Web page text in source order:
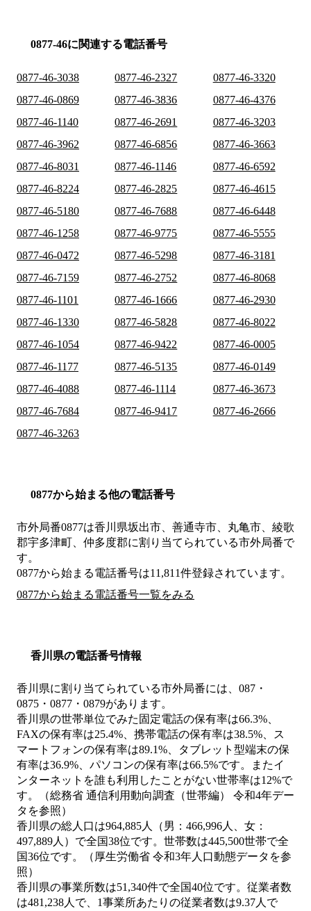
0877-46に関連する電話番号
0877-46-3038 0877-46-2327
0877-46-3320
0877-46-0869
0877-46-3836
0877-46-4376
0877-46-1140
0877-46-2691
0877-46-3203
0877-46-3962
0877-46-6856
0877-46-3663
0877-46-8031
0877-46-1146
0877-46-6592
0877-46-8224
0877-46-2825
0877-46-4615
0877-46-5180
0877-46-7688
0877-46-6448
0877-46-1258
0877-46-9775
0877-46-5555
0877-46-0472
0877-46-5298
0877-46-3181
0877-46-7159
0877-46-2752
0877-46-8068
0877-46-1101
0877-46-1666
0877-46-2930
0877-46-1330
0877-46-5828
0877-46-8022
0877-46-1054
0877-46-9422
0877-46-0005
0877-46-1177
0877-46-5135
0877-46-0149
0877-46-4088
0877-46-1114
0877-46-3673
0877-46-7684
0877-46-9417
0877-46-2666
0877-46-3263
0877から始まる他の電話番号
市外局番0877は香川県坂出市、善通寺市、丸亀市、綾歌
郡宇多津町、仲多度郡に割り当てられている市外局番で
す。
0877から始まる電話番号は11,811件登録されています。
0877から始まる電話番号一覧をみる
香川県の電話番号情報
香川県に割り当てられている市外局番には、087・
0875・0877・0879があります。
香川県の世帯単位でみた固定電話の保有率は66.3%、
FAXの保有率は25.4%、携帯電話の保有率は38.5%、ス
マートフォンの保有率は89.1%、タブレット型端末の保
有率は36.9%、パソコンの保有率は66.5%です。またイ
ンターネットを誰も利用したことがない世帯率は12%で
す。（総務省 通信利用動向調査（世帯編） 令和4年デー
タを参照）
香川県の総人口は964,885人（男：466,996人、女：
497,889人）で全国38位です。世帯数は445,500世帯で全
国36位です。（厚生労働省 令和3年人口動態データを参
照）
香川県の事業所数は51,340件で全国40位です。従業者数
は481,238人で、1事業所あたりの従業者数は9.37人で